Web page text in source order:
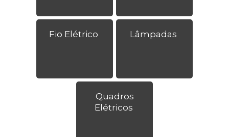
Fio Elétrico Lâmpadas
Quadros
Elétricos